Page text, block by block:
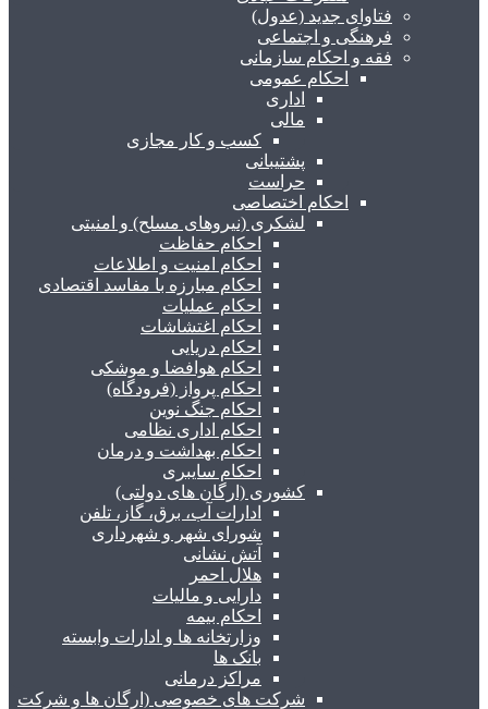
فتاوای جدید (عدول)
فرهنگی و اجتماعی
فقه و احکام سازمانی
احکام عمومی
اداری
مالی
کسب و کار مجازی
پشتیبانی
حراست
احکام اختصاصی
لشکری (نیروهای مسلح) و امنیتی
احکام حفاظت
احکام امنیت و اطلاعات
احکام مبارزه با مفاسد اقتصادی
احکام عملیات
احکام اغتشاشات
احکام دریایی
احکام هوافضا و موشکی
احکام پرواز (فرودگاه)
احکام جنگ نوین
احکام اداری نظامی
احکام بهداشت و درمان
احکام سایبری
کشوری (ارگان های دولتی)
ادارات آب، برق، گاز، تلفن
شورای شهر و شهرداری
آتش نشانی
هلال احمر
دارایی و مالیات
احکام بیمه
وزارتخانه ها و ادارات وابسته
بانک ها
مراکز درمانی
شرکت های خصوصی (ارگان ها و شرکت